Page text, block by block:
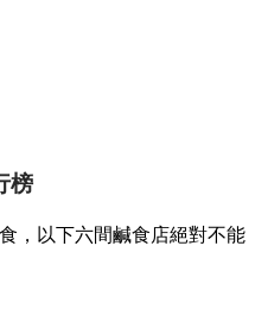
榜
，以下六間鹹食店絕對不能